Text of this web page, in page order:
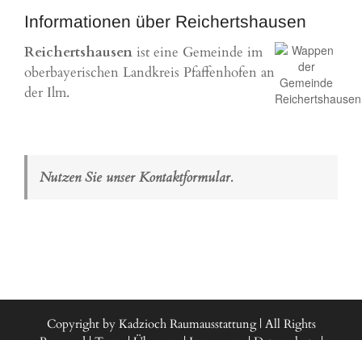
Informationen über Reichertshausen
Reichertshausen ist eine Gemeinde im
oberbayerischen Landkreis Pfaffenhofen an
der Ilm.
Nutzen Sie unser Kontaktformular.
Copyright by Kadzioch Raumausstattung | All Rights